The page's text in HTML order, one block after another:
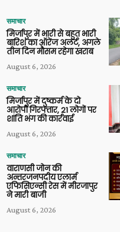
समाचार
मिर्जापुर में भारी से बहुत भारी
बारिश का ऑरेंज अलर्ट, अगले
तीन दिन मौसम रहेगा खराब
August 6, 2026
समाचार
मिर्जापुर में दुष्कर्म के दो
आरोपी गिरफ्तार, 21 लोगों पर
शांति भंग की कार्रवाई
August 6, 2026
समाचार
वाराणसी जोन की
अन्तरजनपदीय एलार्म
एफिसिएन्सी रेस में मीरजापुर
ने मारी बाजी
August 6, 2026